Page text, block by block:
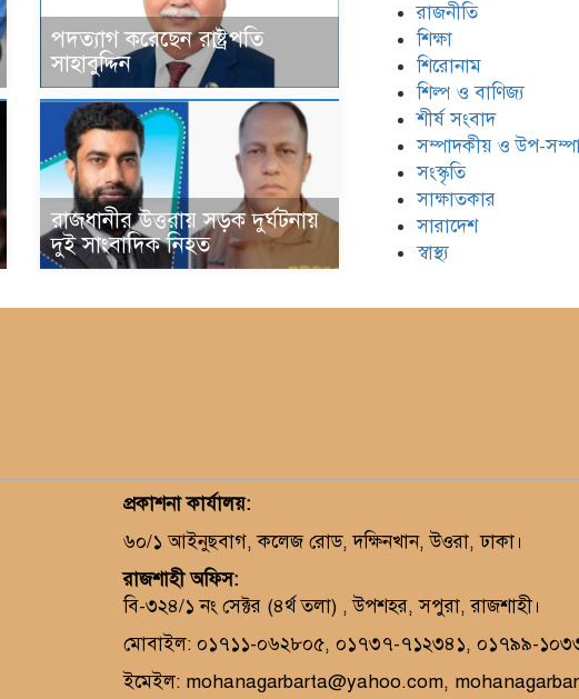
পদত্যাগ করেছেন রাষ্ট্রপতি
সাহাবুদ্দিন
রাজধানীর উত্তরায় সড়ক দুর্ঘটনায়
দুই সাংবাদিক নিহত
রাজনীতি
শিক্ষা
শিরোনাম
শিল্প ও বাণিজ্য
শীর্ষ সংবাদ
সম্পাদকীয় ও উপ-
সংস্কৃতি
সাক্ষাতকার
সারাদেশ
স্বাস্থ্য
প্রকাশনা কার্যালয়:
৬০/১ আইনুছবাগ, কলেজ রোড, দক্ষিনখান, উওরা, ঢাকা।
রাজশাহী অফিস:
বি-৩২৪/১ নং সেক্টর (৪র্থ তলা) , উপশহর, সপুরা, রাজশাহী।
মোবাইল: ০১৭১১-০৬২৮০৫, ০১৭৩৭-৭১২৩৪১, ০১৭৯৯-
ইমেইল: mohanagarbarta@yahoo.com,